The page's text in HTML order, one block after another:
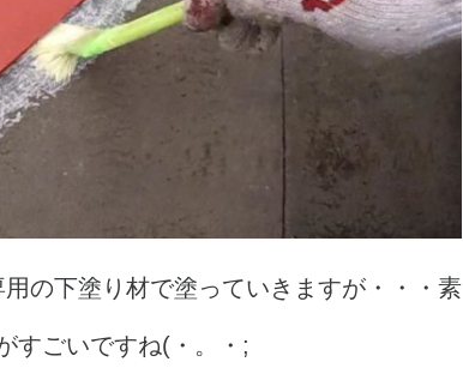
の下塗り材で塗っていきますが・・・素
すごいですね(・。・;